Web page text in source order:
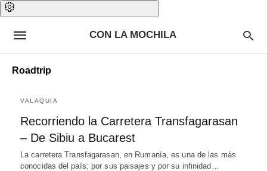
CON LA MOCHILA
Roadtrip
VALAQUIA
Recorriendo la Carretera Transfagarasan
– De Sibiu a Bucarest
La carretera Transfagarasan, en Rumanía, es una de las más
conocidas del país; por sus paisajes y por su infinidad…